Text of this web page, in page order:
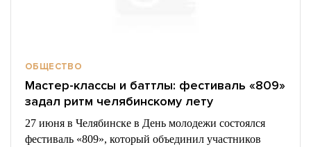
ОБЩЕСТВО
Мастер-классы и баттлы: фестиваль «809»
задал ритм челябинскому лету
27 июня в Челябинске в День молодежи состоялся
фестиваль «809», который объединил участников